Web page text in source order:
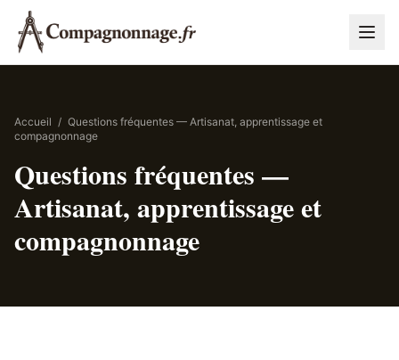
Accueil / Questions fréquentes — Artisanat, apprentissage et
compagnonnage
Questions fréquentes —
Artisanat, apprentissage et
compagnonnage